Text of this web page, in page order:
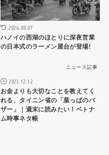
2026.08.07
ハノイの西湖のほとりに深夜営業
の日本式のラーメン屋台が登場!
ニュース記事
2023.12.12
お金よりも大切なことを教えてく
れる、タイニン省の「葉っぱのバ
ザー」｜週末に読みたい！ベトナ
ム時事ネタ帳